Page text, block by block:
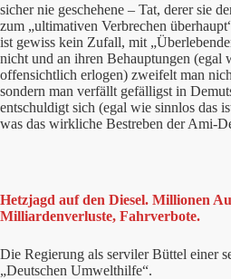
sicher nie geschehene – Tat, derer sie
zum „ultimativen Verbrechen
ist gewiss kein Zufall, mit
nicht und an ihren Behauptungen (egal
offensichtlich erlogen) zweifelt man
sondern man verfällt gefälligst in
entschuldigt sich (egal wie sinnlos das
was das wirkliche Bestreben der Ami-
Hetzjagd auf den Diesel. Millionen
Milliardenverluste, Fahrverbote.
Die Regierung als serviler Büttel einer
„Deutschen Umwelthilfe“.